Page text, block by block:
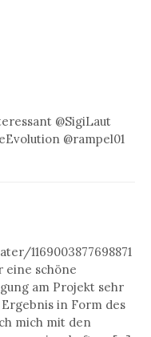
@SigiLaut
@rampel01
1169003877698871
eine schöne
am Projekt sehr
in Form des
mich mit den